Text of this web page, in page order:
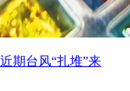
期台风“扎堆”来